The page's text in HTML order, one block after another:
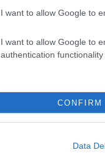
I want to allow Google to
I want to allow Google to
authentication
CONFIRM
Data